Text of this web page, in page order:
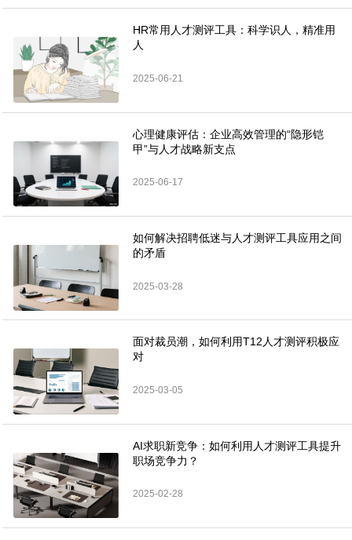
HR常用人才测评工具：科学识人，精准用
人
2025-06-21
心理健康评估：企业高效管理的“隐形铠
甲”与人才战略新支点
2025-06-17
如何解决招聘低迷与人才测评工具应用之间
的矛盾
2025-03-28
面对裁员潮，如何利用T12人才测评积极应
对
2025-03-05
AI求职新竞争：如何利用人才测评工具提升
职场竞争力？
2025-02-28